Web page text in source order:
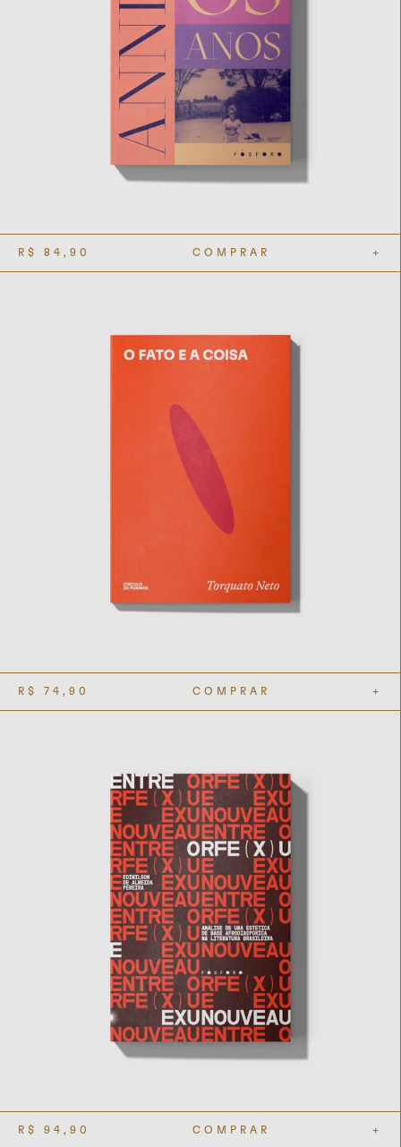
R$ 84,90 COMPRAR +
R$ 74,90 COMPRAR +
R$ 94,90 COMPRAR +